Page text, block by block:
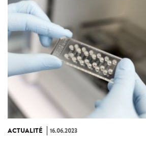
ACTUALITÉ 16.06.2023